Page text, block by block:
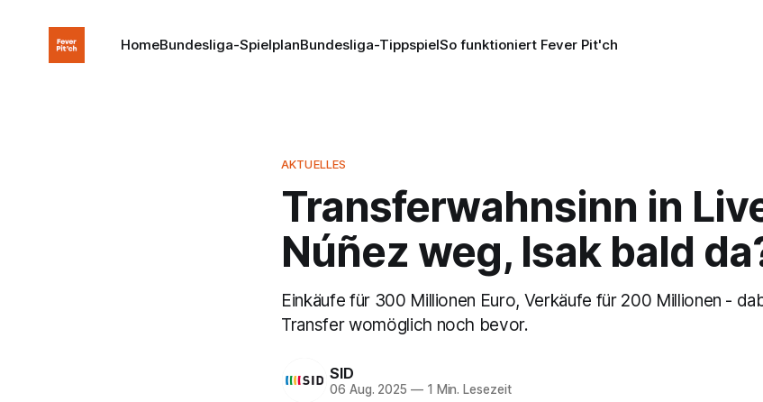
HomeBundesliga-SpielplanBundesliga-TippspielSo funktioniert Fever Pit'ch
AKTUELLES
Transferwahnsinn in
Núñez weg, Isak bald
Einkäufe für 300 Millionen Euro, Verkäufe für 200 Millionen -
Transfer womöglich noch bevor.
SID
06 Aug. 2025 —1 Min. Lesezeit